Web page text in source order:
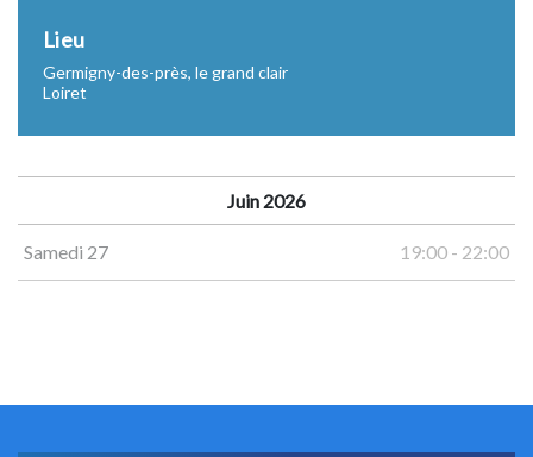
Lieu
Germigny-des-près, le grand clair
Loiret
Juin 2026
Samedi 27 19:00 - 22:00